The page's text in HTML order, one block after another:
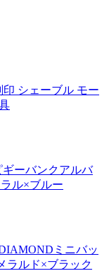
シェーブル モー
ーバンクアルバ
ル×ブルー
ミニバッ
ラルド×ブラック